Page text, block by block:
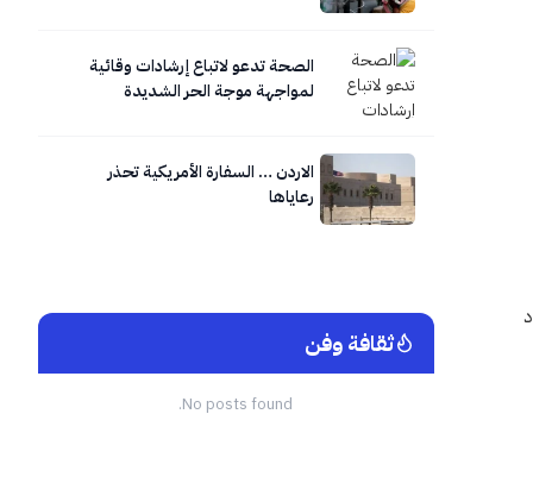
الصحة تدعو لاتباع إرشادات وقائية
لمواجهة موجة الحر الشديدة
الاردن … السفارة الأمريكية تحذر
رعاياها
ثقافة وفن
No posts found.